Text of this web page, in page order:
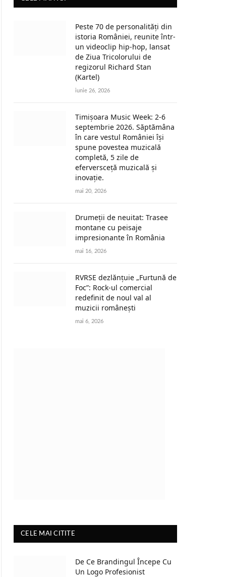
Peste 70 de personalități din
istoria României, reunite într-
un videoclip hip-hop, lansat
de Ziua Tricolorului de
regizorul Richard Stan
(Kartel)
iunie 26, 2026
Timișoara Music Week: 2-6
septembrie 2026. Săptămâna
în care vestul României își
spune povestea muzicală
completă, 5 zile de
eferversceță muzicală și
inovație.
mai 20, 2026
Drumeții de neuitat: Trasee
montane cu peisaje
impresionante în România
mai 16, 2026
RVRSE dezlănțuie „Furtună de
Foc”: Rock-ul comercial
redefinit de noul val al
muzicii românești
mai 6, 2026
CELE MAI CITITE
De Ce Brandingul Începe Cu
Un Logo Profesionist